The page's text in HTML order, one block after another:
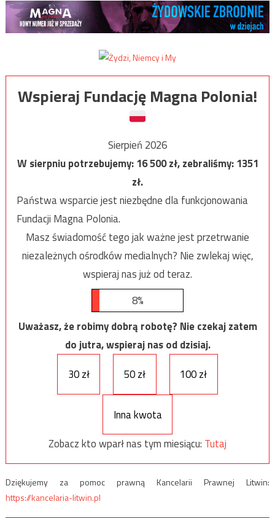
Wspieraj Fundację Magna Polonia!
Sierpień 2026
W sierpniu potrzebujemy:16 500zł, zebraliśmy:1351
zł.
Państwa wsparcie jest niezbędne dla funkcjonowania
Fundacji Magna Polonia.
Masz świadomość tego jak ważne jest przetrwanie
niezależnych ośrodków medialnych? Nie zwlekaj więc,
wspieraj nas już od teraz.
8%
Uważasz, że robimy dobrą robotę? Nie czekaj zatem
do jutra, wspieraj nas od dzisiaj.
30 zł
50 zł 100 zł
Inna kwota
Zobacz kto wparł nas tym miesiącu: Tutaj
Dziękujemy za pomoc prawną Kancelarii Prawnej Litwin:
https://kancelaria-litwin.pl